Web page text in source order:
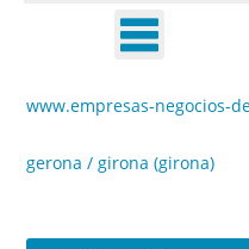
www.empresas-negocios-
gerona / girona (girona)